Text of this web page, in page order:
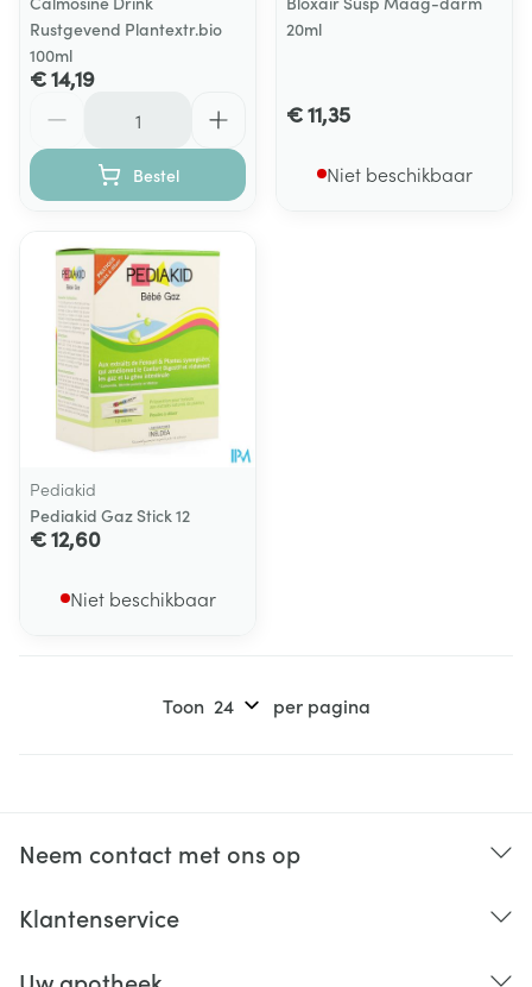
Rustgevend Plantextr.bio
100ml
€ 14,19
Bestel
20ml
€ 11,35
Niet beschikbaar
Pediakid
Pediakid Gaz Stick 12
€ 12,60
Niet beschikbaar
Toon per pagina
Neem contact met ons op
Klantenservice